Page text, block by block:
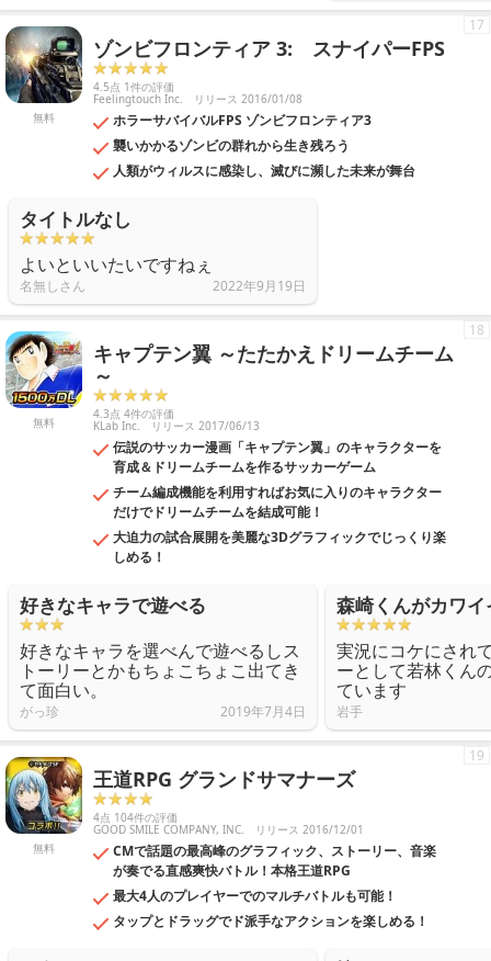
無料
ゾンビフロンティア 3: スナイパーFPS
4.5点 1件の評価
Feelingtouch Inc. リリース 2016/01/08
ホラーサバイバルFPS ゾンビフロンティア3
襲いかかるゾンビの群れから生き残ろう
人類がウィルスに感染し、滅びに瀕した未来が舞台
17
タイトルなし
よいといいたいですねぇ
名無しさん 2022年9月19日
無料
キャプテン翼 ～たたかえドリームチーム
～
4.3点 4件の評価
KLab Inc. リリース 2017/06/13
伝説のサッカー漫画「キャプテン翼」のキャラクターを
育成＆ドリームチームを作るサッカーゲーム
チーム編成機能を利用すればお気に入りのキャラクター
だけでドリームチームを結成可能！
大迫力の試合展開を美麗な3Dグラフィックでじっくり楽
しめる！
18
好きなキャラで遊べる
好きなキャラを選べんで遊べるしス
トーリーとかもちょこちょこ出てき
て面白い。
がっ珍 2019年7月4日
森崎くんがカワイ
実況にコケにされ
ーとして若林くん
ています
岩手
無料
王道RPG グランドサマナーズ
4点 104件の評価
GOOD SMILE COMPANY, INC. リリース 2016/12/01
CMで話題の最高峰のグラフィック、ストーリー、音楽
が奏でる直感爽快バトル！本格王道RPG
最大4人のプレイヤーでのマルチバトルも可能！
タップとドラッグでド派手なアクションを楽しめる！
19